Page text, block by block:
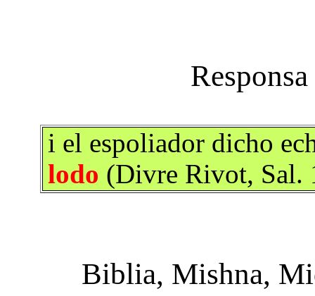
i el espoliador dicho
lodo (Divre Rivot, Sal.